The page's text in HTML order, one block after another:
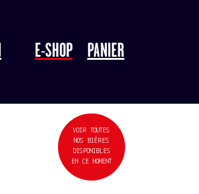
E-SHOP PANIER
VOIR TOUTES
NOS BIÈRES
DISPONIBLES
EN CE MOMENT